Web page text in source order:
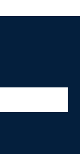
national-